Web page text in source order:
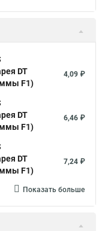
DT
F1)
4,09 ₽
DT
F1)
6,46 ₽
DT
F1)
7,24 ₽
Показать больше